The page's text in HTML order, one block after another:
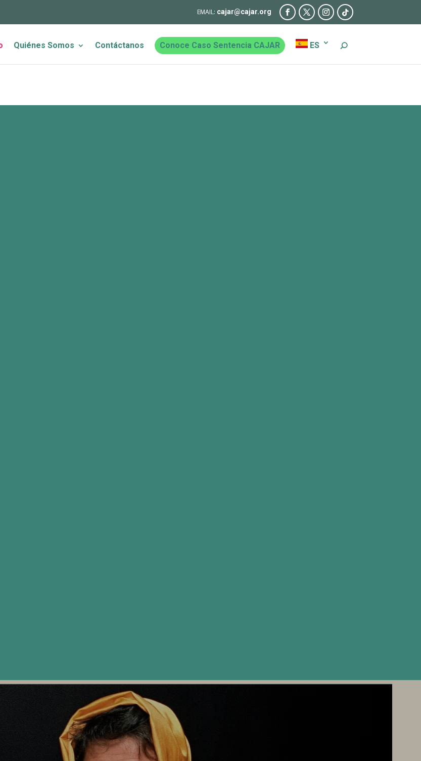
cajar@cajar.org
Quiénes Somos Contáctanos Conoce Caso Sentencia CAJAR ES